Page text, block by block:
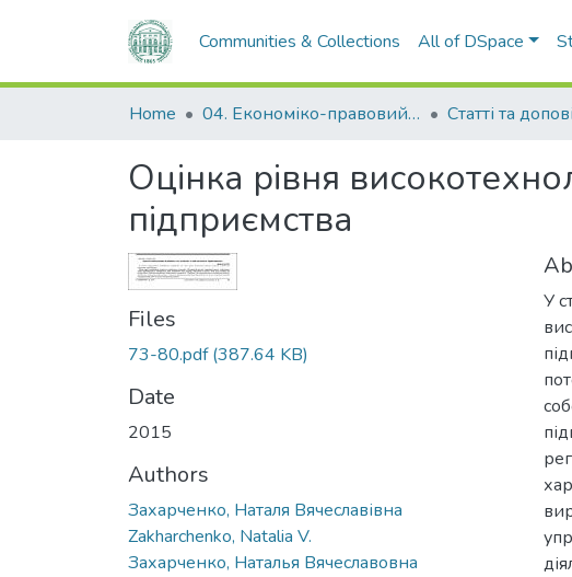
Communities & Collections All of DSpace
Home 04. Економіко-правовий факультет Статті та
Оцінка рівня
підприємства
Files
73-80.pdf(387.64 KB)
Date
2015
Authors
Захарченко, Наталя Вячеславівна
Zakharchenko, Natalia V.
Захарченко, Наталья Вячеславовна
У